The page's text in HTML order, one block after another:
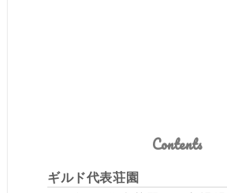
Contents
ギルド代表荘園